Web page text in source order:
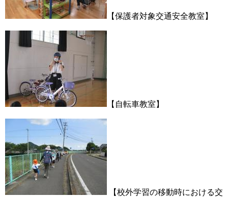
【保護者対象交通安全教室】
【自転車教室】
【校外学習の移動時における交